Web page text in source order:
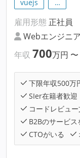
vuejs
…
雇用形態 正社員
Webエンジニ
年収 700万円 〜
下限年収500万
SIer在籍者歓迎
コードレビュ
B2Bのサービス
CTOがいる